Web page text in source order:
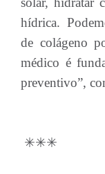
hídrica.
de colágeno
médico é
preventivo”,
✳✳✳